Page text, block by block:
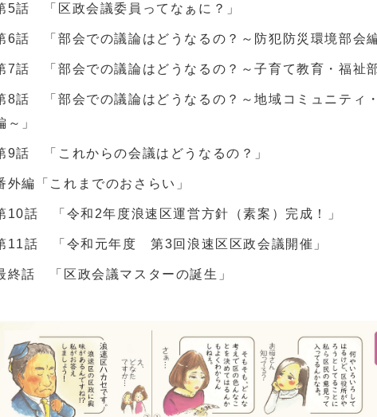
5話 「区政会議委員ってなぁに？」
6話 「部会での議論はどうなるの？～防犯防災環境部会編
7話 「部会での議論はどうなるの？～子育て教育・福祉部
8話 「部会での議論はどうなるの？～地域コミュニティ
～」
9話 「これからの会議はどうなるの？」
外編「これまでのおさらい」
10話 「令和2年度浪速区運営方針（素案）完成！」
11話 「令和元年度 第3回浪速区区政会議開催」
終話 「区政会議マスターの誕生」